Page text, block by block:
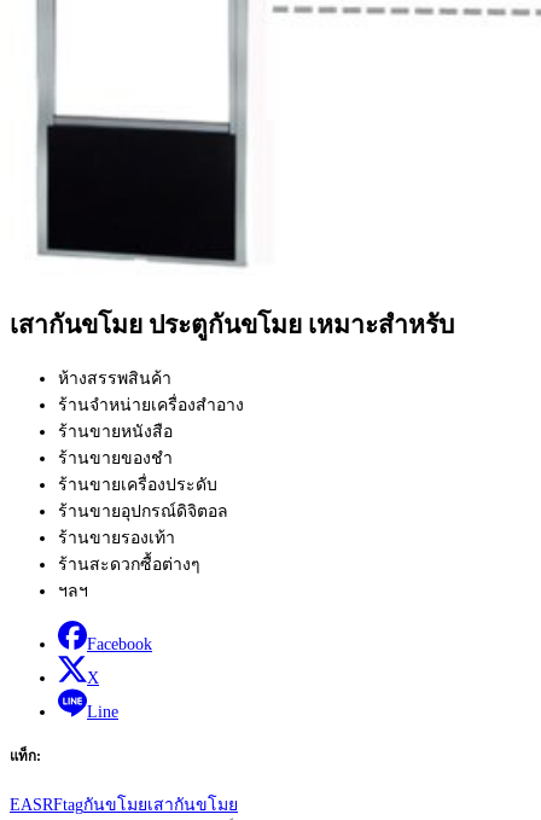
เสากันขโมย ประตูกันขโมย เหมาะสำหรับ
ห้างสรรพสินค้า
ร้านจำหน่ายเครื่องสำอาง
ร้านขายหนังสือ
ร้านขายของชำ
ร้านขายเครื่องประดับ
ร้านขายอุปกรณ์ดิจิตอล
ร้านขายรองเท้า
ร้านสะดวกซื้อต่างๆ
ฯลฯ
Facebook
X
Line
แท็ก:
EASRFtagกันขโมยเสากันขโมย